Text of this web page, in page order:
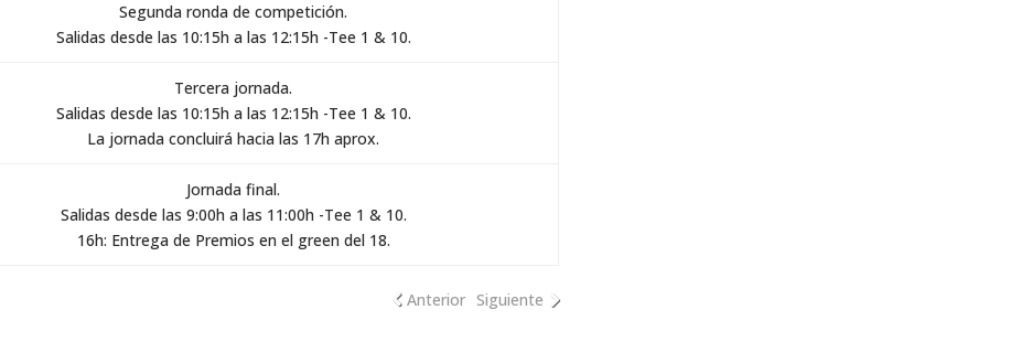
Segunda ronda de competición.
Salidas desde las 10:15h a las 12:15h -Tee 1 & 10.
Tercera jornada.
Salidas desde las 10:15h a las 12:15h -Tee 1 & 10.
La jornada concluirá hacia las 17h aprox.
Jornada final.
Salidas desde las 9:00h a las 11:00h -Tee 1 & 10.
16h: Entrega de Premios en el green del 18.
Anterior Siguiente